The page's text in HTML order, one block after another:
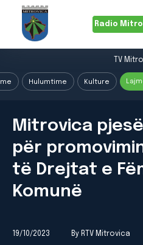
Radio
TV
Hulumtime Kulture
Mitrovica
për
të Drejtat e
Komunë
19/10/2023 By RTV Mitrovica